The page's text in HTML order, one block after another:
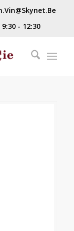
- 12:30